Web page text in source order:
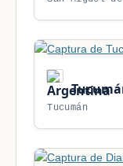
Tucumán